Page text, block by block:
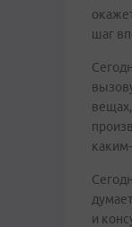
шаг
и